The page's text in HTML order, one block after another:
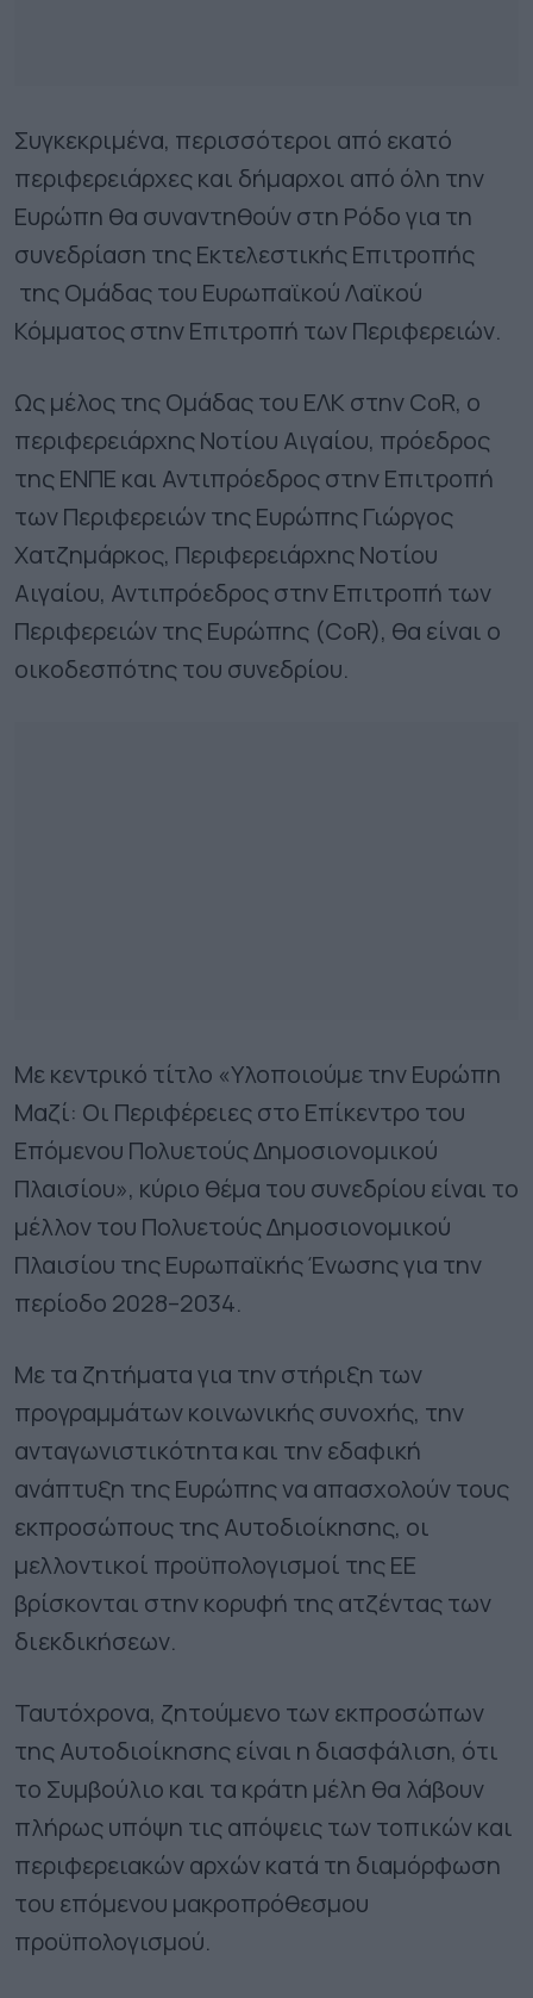
Συγκεκριμένα, περισσότεροι από εκατό
περιφερειάρχες και δήμαρχοι από όλη την
Ευρώπη θα συναντηθούν στη Ρόδο για τη
συνεδρίαση της Εκτελεστικής Επιτροπής
της Ομάδας του Ευρωπαϊκού Λαϊκού
Κόμματος στην Επιτροπή των Περιφερειών.
Ως μέλος της Ομάδας του ΕΛΚ στην CoR, ο
περιφερειάρχης Νοτίου Αιγαίου, πρόεδρος
της ΕΝΠΕ και Αντιπρόεδρος στην Επιτροπή
των Περιφερειών της Ευρώπης Γιώργος
Χατζημάρκος, Περιφερειάρχης Νοτίου
Αιγαίου, Αντιπρόεδρος στην Επιτροπή των
Περιφερειών της Ευρώπης (CoR), θα είναι ο
οικοδεσπότης του συνεδρίου.
Με κεντρικό τίτλο «Υλοποιούμε την Ευρώπη
Μαζί: Οι Περιφέρειες στο Επίκεντρο του
Επόμενου Πολυετούς Δημοσιονομικού
Πλαισίου», κύριο θέμα του συνεδρίου είναι το
μέλλον του Πολυετούς Δημοσιονομικού
Πλαισίου της Ευρωπαϊκής Ένωσης για την
περίοδο 2028–2034.
Με τα ζητήματα για την στήριξη των
προγραμμάτων κοινωνικής συνοχής, την
ανταγωνιστικότητα και την εδαφική
ανάπτυξη της Ευρώπης να απασχολούν τους
εκπροσώπους της Αυτοδιοίκησης, οι
μελλοντικοί προϋπολογισμοί της ΕΕ
βρίσκονται στην κορυφή της ατζέντας των
διεκδικήσεων.
Ταυτόχρονα, ζητούμενο των εκπροσώπων
της Αυτοδιοίκησης είναι η διασφάλιση, ότι
το Συμβούλιο και τα κράτη μέλη θα λάβουν
πλήρως υπόψη τις απόψεις των τοπικών και
περιφερειακών αρχών κατά τη διαμόρφωση
του επόμενου μακροπρόθεσμου
προϋπολογισμού.